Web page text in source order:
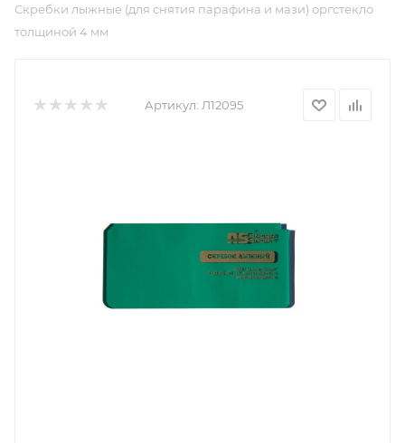
Скребки лыжные (для снятия парафина и мази) оргстекло
толщиной 4 мм
Артикул: Л12095